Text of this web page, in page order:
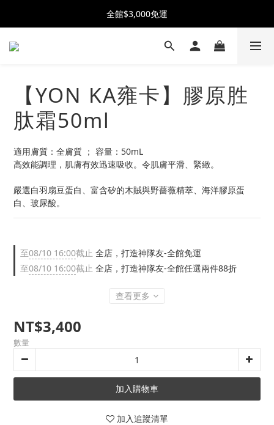
加入KOOII會員贈$100購物金➤立即加入
全館$3,000免運
加入KOOII會員贈$100購物金➤立即加入
【YON KA雍卡】膠原胜
肽霜50ml
適用膚質：全膚質 ； 容量：50mL
高效能調理，肌膚有效迅速吸收。令肌膚平滑、緊緻。
嚴選白羽扇豆蛋白、富含矽的木賊與野薔薇精萃、海洋膠原蛋
白、玻尿酸。
至08/10 16:00截止 全店，打造神隊友-全館免運
至08/10 16:00截止 全店，打造神隊友-全館任選兩件88折
查看更多
NT$3,400
數量
加入購物車
加入追蹤清單